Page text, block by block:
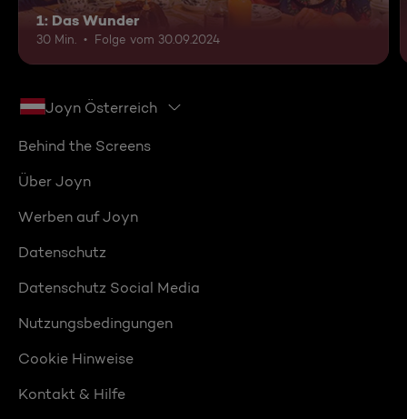
1: Das Wunder
30 Min. Folge vom 30.09.2024
Joyn Österreich
Behind the Screens
Über Joyn
Werben auf Joyn
Datenschutz
Datenschutz Social Media
Nutzungsbedingungen
Cookie Hinweise
Kontakt & Hilfe